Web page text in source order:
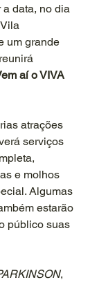
a data, no dia
um grande
aí o VIVA
atrações
serviços
e molhos
Algumas
estarão
público suas
,